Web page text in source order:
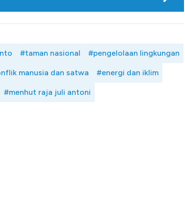
#taman nasional #pengelolaan lingkungan
manusia dan satwa #energi dan iklim
#menhut raja juli antoni